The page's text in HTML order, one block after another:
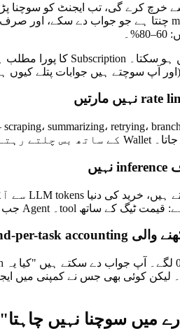
قیمت ٹیگ کے ساتھ tool
میں سوچنا نہیں چاہتا"